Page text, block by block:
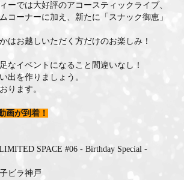
ーでは大好評のアコースティックライブ、
コーナーに加え、新たに「スナック御恵」
はお越しいただく方だけのお楽しみ！
なイベントになること間違いなし！
出を作りましょう。
ります。
画が到着！
SPACE #06 - Birthday Special -
ビラ神戸